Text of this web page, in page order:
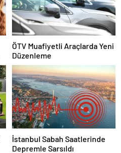
ÖTV Muafiyetli Araçlarda Yeni
Düzenleme
İstanbul Sabah Saatlerinde
Depremle Sarsıldı